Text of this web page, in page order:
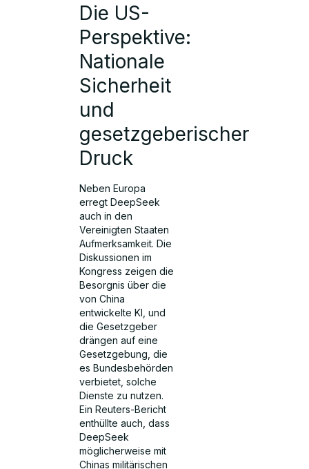
Die US-
Perspektive:
Nationale
Sicherheit
und
gesetzgeberischer
Druck
Neben Europa
erregt DeepSeek
auch in den
Vereinigten Staaten
Aufmerksamkeit. Die
Diskussionen im
Kongress zeigen die
Besorgnis über die
von China
entwickelte KI, und
die Gesetzgeber
drängen auf eine
Gesetzgebung, die
es Bundesbehörden
verbietet, solche
Dienste zu nutzen.
Ein Reuters-Bericht
enthüllte auch, dass
DeepSeek
möglicherweise mit
Chinas militärischen